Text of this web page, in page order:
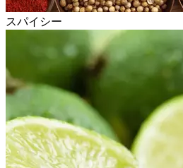
スパイシー